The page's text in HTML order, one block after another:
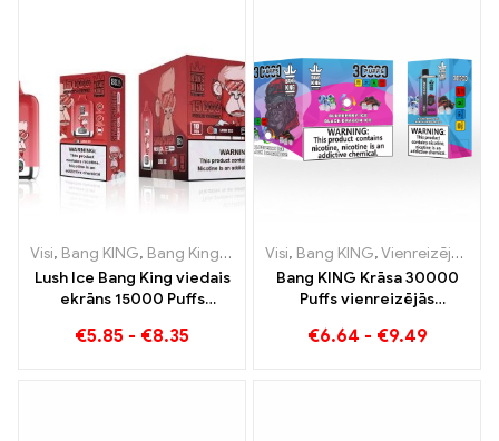
Visi, Bang KING, Bang King viedais ekrāns 15000 Puff ,
Lush Ice Bang King viedais
ekrāns 15000 Puffs
arbūzu un piparmētru
€5.85 - €8.35
Visi, Bang KING,Vienreizējās lietošanas e-cigaretes Lietuva
Bang KING Krāsa 30000
Puffs vienreizējās
Augstas kvalitātes
€6.64 - €9.49